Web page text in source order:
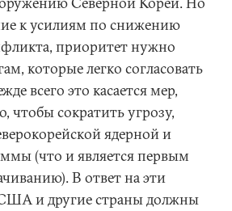
к усилиям по снижению
приоритет нужно
которые легко согласовать
всего это касается мер,
чтобы сократить угрозу,
ядерной и
(что и является первым
В ответ на эти
и другие страны должны